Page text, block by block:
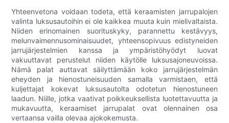
Yhteenvetona voidaan todeta, että keraamisten jarrupalojen
valinta luksusautoihin ei ole kaikkea muuta kuin mielivaltaista.
Niiden erinomainen suorituskyky, parannettu kestävyys,
melunvaimennusominaisuudet, yhteensopivuus edistyneiden
jarrujärjestelmien kanssa ja ympäristöhyödyt luovat
vakuuttavat perustelut niiden käytölle luksusajoneuvoissa.
Nämä palat auttavat säilyttämään koko jarrujärjestelmän
eheyden ja hienostuneisuuden samalla varmistaen, että
kuljettajat kokevat luksusautolta odotetun hienostuneen
laadun. Niille, jotka vaativat poikkeuksellista luotettavuutta ja
mukavuutta, keraamiset jarrupalat ovat olennainen osa
vertaansa vailla olevaa ajokokemusta.